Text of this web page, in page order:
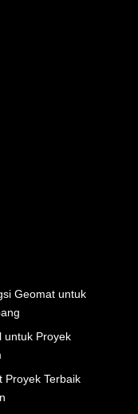
Geomat untuk
untuk Proyek
Proyek Terbaik